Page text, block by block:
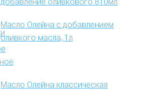
Масло Олейна с добавлением
оливкого масла, 1л
Масло Олейна классическая